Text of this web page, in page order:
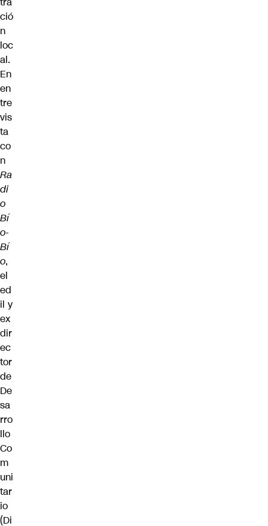
ció
n
loc
al.
En
en
tre
vis
ta
co
n
Ra
di
o
Bí
o-
Bí
o,
el
ed
il y
ex
dir
ec
tor
de
De
sa
rro
llo
Co
m
uni
tar
io
(Di